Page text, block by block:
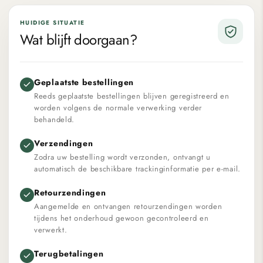
HUIDIGE SITUATIE
Wat blijft doorgaan?
Geplaatste bestellingen
Reeds geplaatste bestellingen blijven geregistreerd en
worden volgens de normale verwerking verder
behandeld.
Verzendingen
Zodra uw bestelling wordt verzonden, ontvangt u
automatisch de beschikbare trackinginformatie per e-mail.
Retourzendingen
Aangemelde en ontvangen retourzendingen worden
tijdens het onderhoud gewoon gecontroleerd en
verwerkt.
Terugbetalingen